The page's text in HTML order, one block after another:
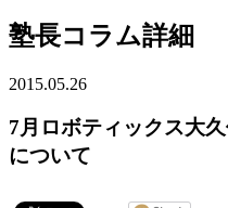
塾長コラム詳細
2015.05.26
7月ロボティックス大
について